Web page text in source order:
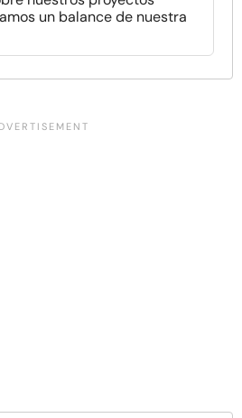
un balance de nuestra